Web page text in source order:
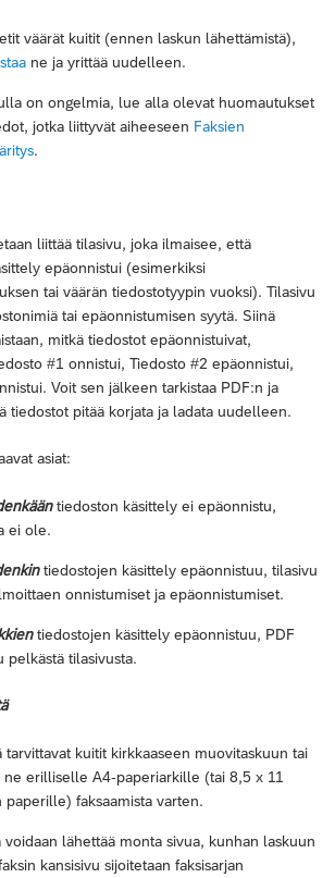
väärät kuitit (ennen laskun lähettämistä),
ne ja yrittää uudelleen.
on ongelmia, lue alla olevat huomautukset
jotka liittyvät aiheeseen Faksien
.
liittää tilasivu, joka ilmaisee, että
epäonnistui (esimerkiksi
tai väärän tiedostotyypin vuoksi). Tilasivu
tai epäonnistumisen syytä. Siinä
mitkä tiedostot epäonnistuivat,
#1 onnistui, Tiedosto #2 epäonnistui,
Voit sen jälkeen tarkistaa PDF:n ja
tiedostot pitää korjata ja ladata uudelleen.
asiat:
tiedoston käsittely ei epäonnistu,
ei ole.
tiedostojen käsittely epäonnistuu, tilasivu
onnistumiset ja epäonnistumiset.
tiedostojen käsittely epäonnistuu, PDF
pelkästä tilasivusta.
tarvittavat kuitit kirkkaaseen muovitaskuun tai
ne erilliselle A4-paperiarkille (tai 8,5 x 11
paperille) faksaamista varten.
voidaan lähettää monta sivua, kunhan laskuun
kansisivu sijoitetaan faksisarjan